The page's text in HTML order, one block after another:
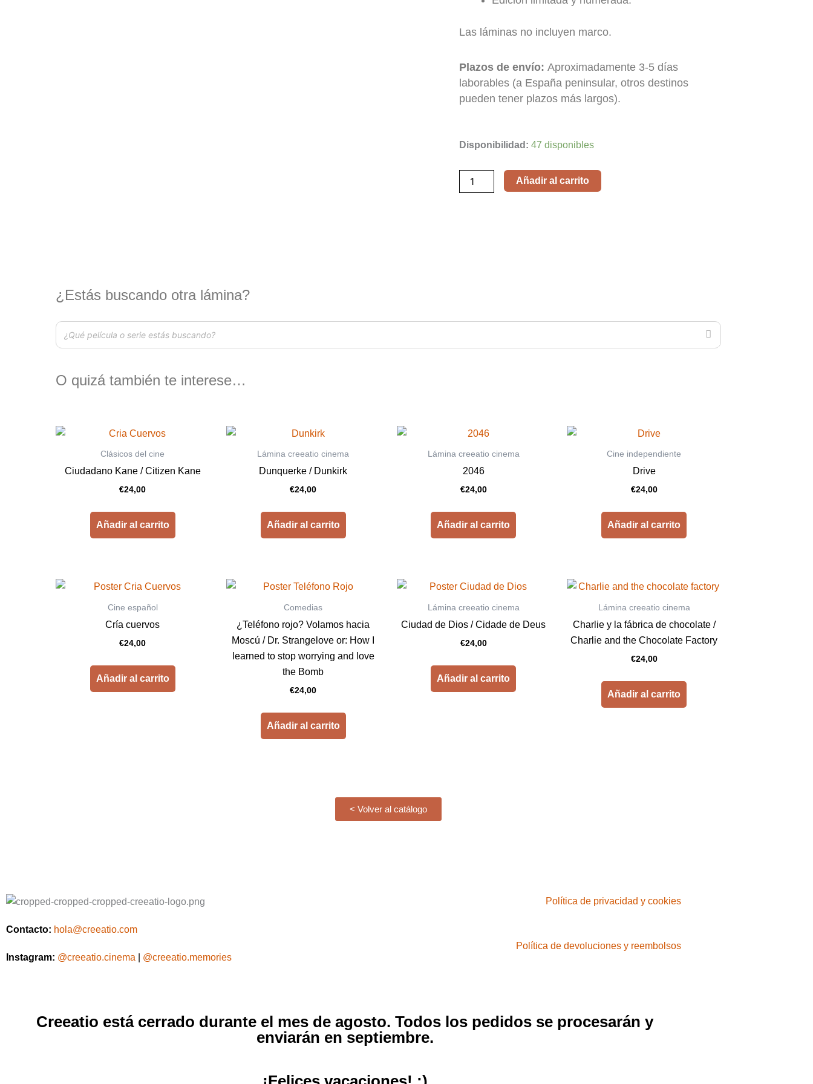
Las láminas no incluyen marco.
Plazos de envío: Aproximadamente 3-5 días
laborables (a España peninsular, otros destinos
pueden tener plazos más largos).
Disponibilidad: 47 disponibles
La
prometida
/
Añadir al carrito
¿Estás buscando otra lámina?
O quizá también te interese…
Clásicos del cine
Ciudadano Kane / Citizen Kane
€24,00
Añadir al carrito
Lámina creeatio cinema
Dunquerke / Dunkirk
€24,00
Añadir al carrito
Lámina creeatio cinema
2046
€24,00
Añadir al carrito
Cine independiente
Drive
€24,00
Añadir al carrito
Cine español
Cría cuervos
€24,00
Añadir al carrito
Comedias
¿Teléfono rojo? Volamos hacia
Moscú / Dr. Strangelove or: How I
learned to stop worrying and love
the Bomb
€24,00
Añadir al carrito
Lámina creeatio cinema
Ciudad de Dios / Cidade de Deus
€24,00
Añadir al carrito
Lámina creeatio cinema
Charlie y la fábrica de chocolate /
Charlie and the Chocolate Factory
€24,00
Añadir al carrito
< Volver al catálogo
Contacto: hola@creeatio.com
Instagram: @creeatio.cinema @creeatio.memories
Política de privacidad y cookies
Política de devoluciones y reembolsos
Creeatio está cerrado durante el mes de agosto. Todos los pedidos se procesarán y
enviarán en septiembre.